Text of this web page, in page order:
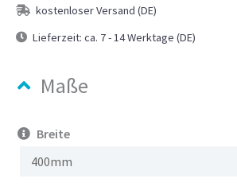
kostenloser Versand (DE)
Lieferzeit:ca. 7 - 14 Werktage (DE)
Maße
Breite